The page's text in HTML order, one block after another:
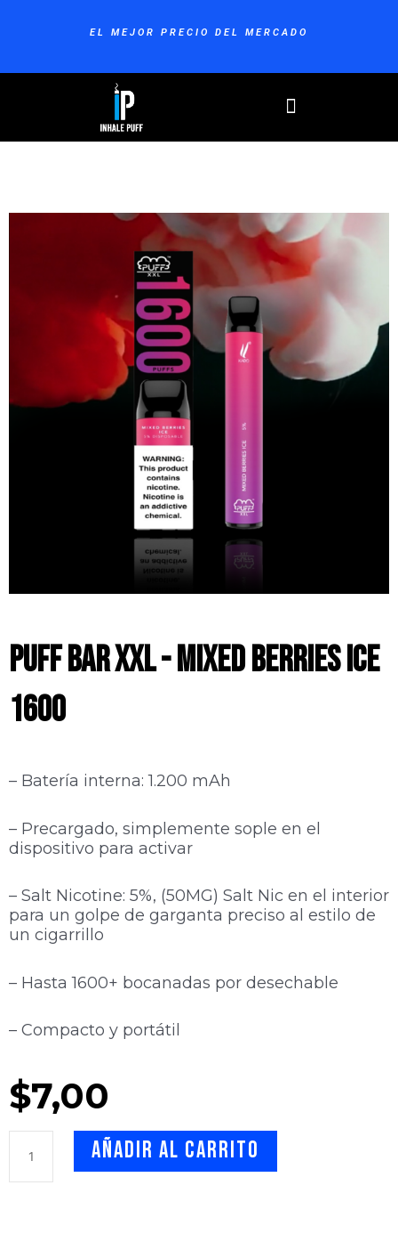
EL MEJOR PRECIO DEL MERCADO
Menu
PUFF BAR XXL - Mixed Berries Ice
1600
– Batería interna: 1.200 mAh
– Precargado, simplemente sople en el
dispositivo para activar
– Salt Nicotine: 5%, (50MG) Salt Nic en el interior
para un golpe de garganta preciso al estilo de
un cigarrillo
– Hasta 1600+ bocanadas por desechable
– Compacto y portátil
$7,00
BAR
XXL
Añadir al carrito